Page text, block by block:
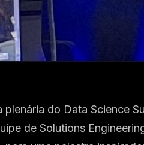
plenária do Data Science
de Solutions